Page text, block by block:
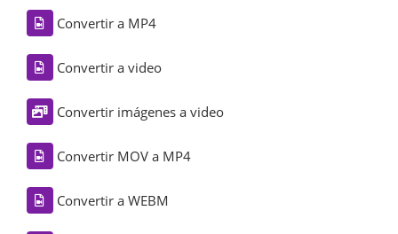
Convertir a MP4
Convertir a video
Convertir imágenes a video
Convertir MOV a MP4
Convertir a WEBM